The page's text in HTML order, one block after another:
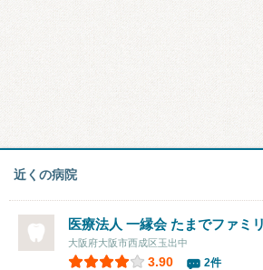
近くの病院
医療法人 一縁会 たまでファミ
大阪府大阪市西成区玉出中
3.90 2件